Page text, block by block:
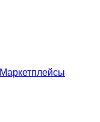
Маркетплейсы